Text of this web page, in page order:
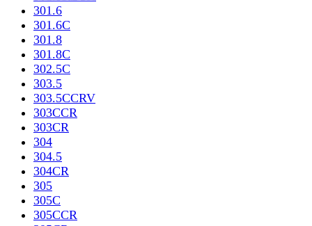
301.6
301.6C
301.8
301.8C
302.5C
303.5
303.5CCRV
303CCR
303CR
304
304.5
304CR
305
305C
305CCR